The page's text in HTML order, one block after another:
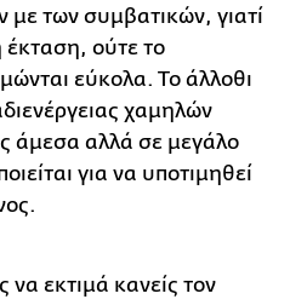
των συμβατικών, γιατί
έκταση, ούτε το
εύκολα. Το άλλοθι
χαμηλών
άμεσα αλλά σε μεγάλο
για να υποτιμηθεί
εκτιμά κανείς τον